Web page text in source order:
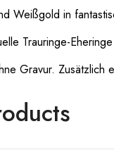
Weißgold in
Trauringe-
Gravur. Zusätzlich